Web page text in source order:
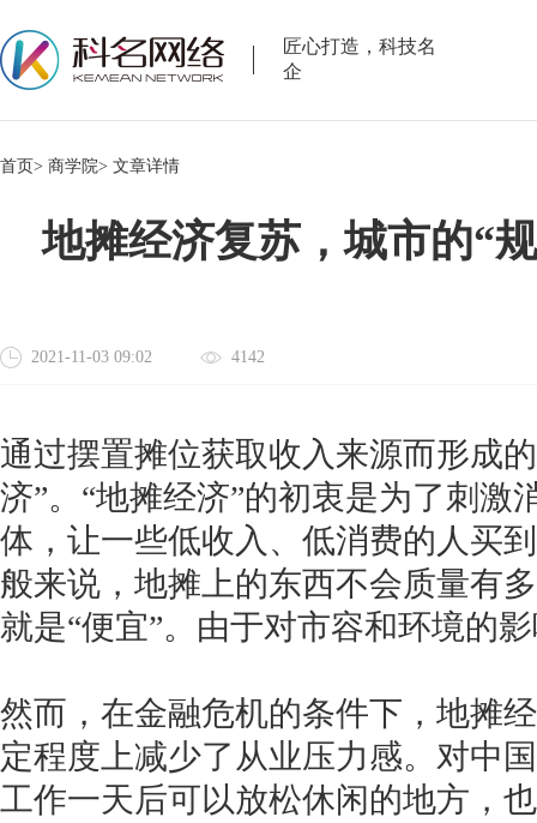
匠心打造，科技名
企
首页> 商学院> 文章详情
地摊经济复苏，城市的“
2021-11-03 09:02 4142
通过摆置摊位获取收入来源而形成
济”。“地摊经济”的初衷是为了刺激
体，让一些低收入、低消费的人买
般来说，地摊上的东西不会质量有
就是“便宜”。由于对市容和环境的
然而，在金融危机的条件下，地摊
定程度上减少了从业压力感。对中
工作一天后可以放松休闲的地方，